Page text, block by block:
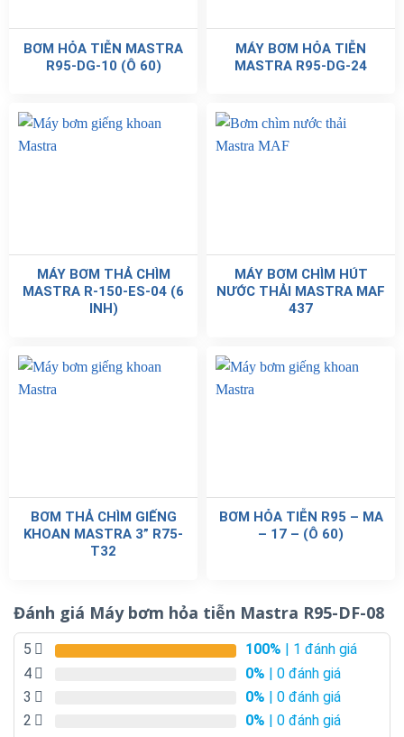
BƠM HỎA TIỄN MASTRA
R95-DG-10 (Ô 60)
MÁY BƠM HỎA TIỄN
MASTRA R95-DG-24
MÁY BƠM THẢ CHÌM
MASTRA R-150-ES-04 (6
INH)
MÁY BƠM CHÌM HÚT
NƯỚC THẢI MASTRA MAF
437
BƠM THẢ CHÌM GIẾNG
KHOAN MASTRA 3” R75-
T32
BƠM HỎA TIỄN R95 – MA
– 17 – (Ô 60)
Đánh giá Máy bơm hỏa tiễn Mastra R95-DF-08
5 100% | 1 đánh giá
4
0% | 0 đánh giá
3
0% | 0 đánh giá
2
0% | 0 đánh giá